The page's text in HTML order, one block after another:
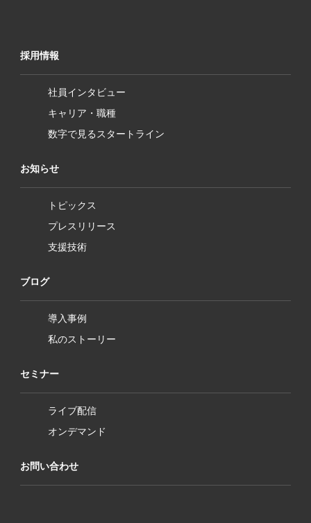
採用情報
社員インタビュー
キャリア・職種
数字で見るスタートライン
お知らせ
トピックス
プレスリリース
支援技術
ブログ
導入事例
私のストーリー
セミナー
ライブ配信
オンデマンド
お問い合わせ